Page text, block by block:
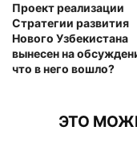
Проект реализации
Стратегии развития
Нового Узбекистана
вынесен на
что в него вошло?
ЭТО